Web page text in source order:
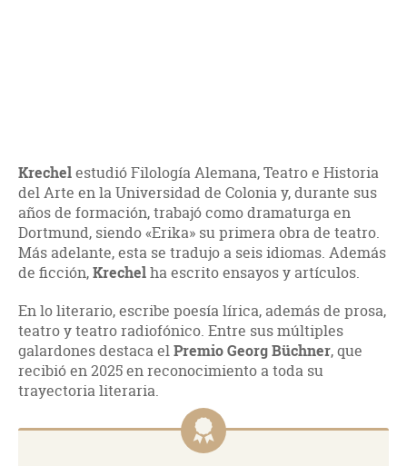
Krechelestudió Filología Alemana, Teatro e Historia
del Arte en la Universidad de Colonia y, durante sus
años de formación, trabajó como dramaturga en
Dortmund, siendo «Erika» su primera obra de teatro.
Más adelante, esta se tradujo a seis idiomas. Además
de ficción,Krechelha escrito ensayos y artículos.
En lo literario, escribe poesía lírica, además de prosa,
teatro y teatro radiofónico. Entre sus múltiples
galardones destaca elPremioGeorg Büchner, que
recibió en 2025 en reconocimiento a toda su
trayectoria literaria.